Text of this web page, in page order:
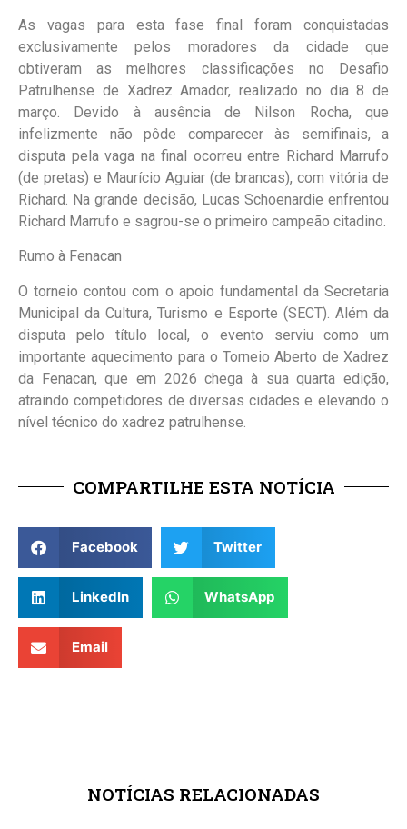
As vagas para esta fase final foram conquistadas
exclusivamente pelos moradores da cidade que
obtiveram as melhores classificações no Desafio
Patrulhense de Xadrez Amador, realizado no dia 8 de
março. Devido à ausência de Nilson Rocha, que
infelizmente não pôde comparecer às semifinais, a
disputa pela vaga na final ocorreu entre Richard Marrufo
(de pretas) e Maurício Aguiar (de brancas), com vitória de
Richard. Na grande decisão, Lucas Schoenardie enfrentou
Richard Marrufo e sagrou-se o primeiro campeão citadino.
Rumo à Fenacan
O torneio contou com o apoio fundamental da Secretaria
Municipal da Cultura, Turismo e Esporte (SECT). Além da
disputa pelo título local, o evento serviu como um
importante aquecimento para o Torneio Aberto de Xadrez
da Fenacan, que em 2026 chega à sua quarta edição,
atraindo competidores de diversas cidades e elevando o
nível técnico do xadrez patrulhense.
COMPARTILHE ESTA NOTÍCIA
Facebook Twitter
LinkedIn WhatsApp
Email
NOTÍCIAS RELACIONADAS